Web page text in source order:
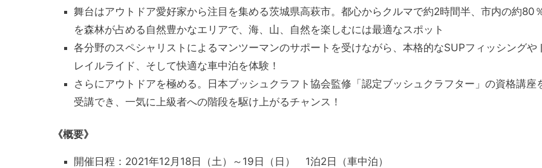
舞台はアウトドア愛好家から注目を集める茨城県高萩市。都心からクルマで約2時間半、市内の約80
を森林が占める自然豊かなエリアで、海、山、自然を楽しむには最適なスポット
各分野のスペシャリストによるマンツーマンのサポートを受けながら、本格的なSUPフィッシングや
レイルライド、そして快適な車中泊を体験！
さらにアウトドアを極める。日本ブッシュクラフト協会監修「認定ブッシュクラフター」の資格講座
受講でき、一気に上級者への階段を駆け上がるチャンス！
《概要》
開催日程：2021年12月18日（土）～19日（日） 1泊2日（車中泊）